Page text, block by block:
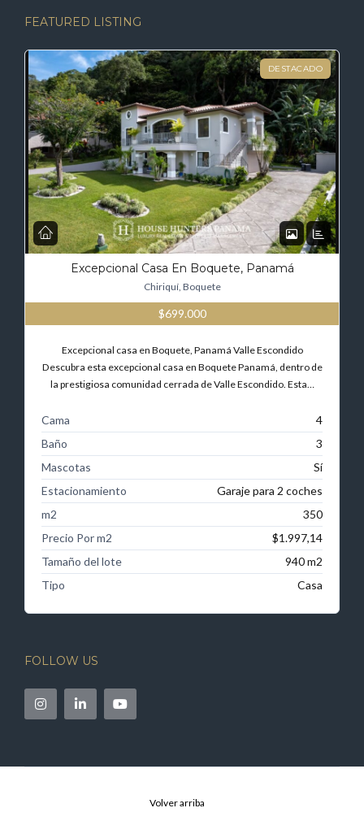
FEATURED LISTING
DESTACADO
Excepcional Casa En Boquete, Panamá
Chiriquí, Boquete
$699.000
Excepcional casa en Boquete, Panamá Valle Escondido
Descubra esta excepcional casa en Boquete Panamá, dentro de
la prestigiosa comunidad cerrada de Valle Escondido. Esta…
Cama
4
Baño
3
Mascotas
Sí
Estacionamiento
Garaje para 2 coches
m2
350
Precio Por m2
$1.997,14
Tamaño del lote
940 m2
Tipo
Casa
FOLLOW US
Volver arriba